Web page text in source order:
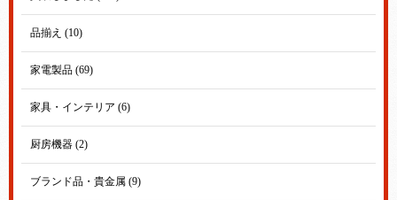
品揃え (10)
家電製品 (69)
家具・インテリア (6)
厨房機器 (2)
ブランド品・貴金属 (9)